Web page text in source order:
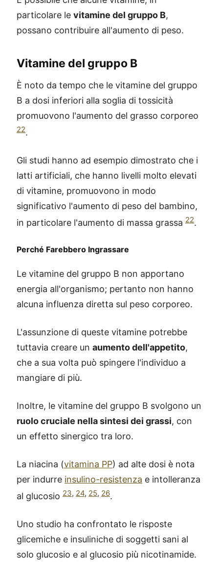
particolare le vitamine del gruppo B,
possano contribuire all'aumento di peso.
Vitamine del gruppo B
È noto da tempo che le vitamine del gruppo
B a dosi inferiori alla soglia di tossicità
promuovono l'aumento del grasso corporeo
22.
Gli studi hanno ad esempio dimostrato che i
latti artificiali, che hanno livelli molto elevati
di vitamine, promuovono in modo
significativo l'aumento di peso del bambino,
in particolare l'aumento di massa grassa 22.
Perché Farebbero Ingrassare
Le vitamine del gruppo B non apportano
energia all'organismo; pertanto non hanno
alcuna influenza diretta sul peso corporeo.
L'assunzione di queste vitamine potrebbe
tuttavia creare un aumento dell'appetito,
che a sua volta può spingere l'individuo a
mangiare di più.
Inoltre, le vitamine del gruppo B svolgono un
ruolo cruciale nella sintesi dei grassi, con
un effetto sinergico tra loro.
La niacina (vitamina PP) ad alte dosi è nota
per indurre insulino-resistenza e intolleranza
al glucosio 23, 24, 25, 26.
Uno studio ha confrontato le risposte
glicemiche e insuliniche di soggetti sani al
solo glucosio e al glucosio più nicotinamide.